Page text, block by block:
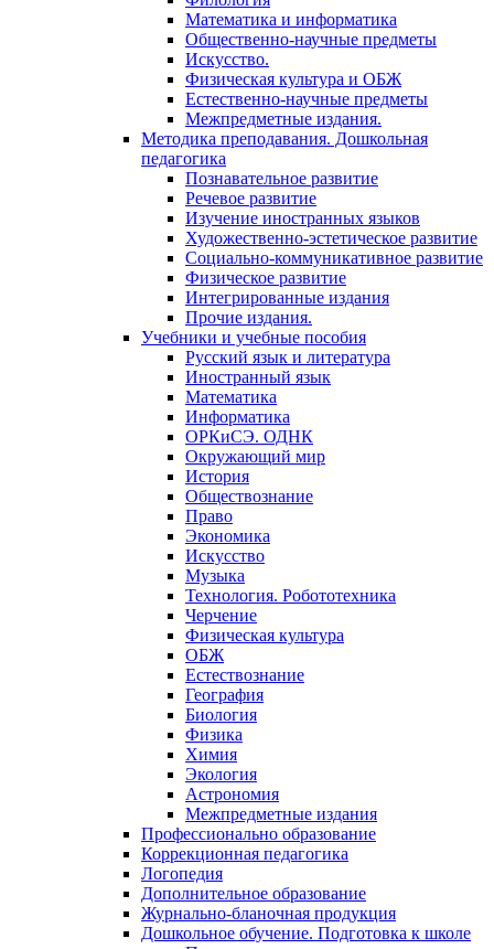
Математика и информатика
Общественно-научные предметы
Искусство.
Физическая культура и ОБЖ
Естественно-научные предметы
Межпредметные издания.
Методика преподавания. Дошкольная
педагогика
Познавательное развитие
Речевое развитие
Изучение иностранных языков
Художественно-эстетическое развитие
Социально-коммуникативное развитие
Физическое развитие
Интегрированные издания
Прочие издания.
Учебники и учебные пособия
Русский язык и литература
Иностранный язык
Математика
Информатика
ОРКиСЭ. ОДНК
Окружающий мир
История
Обществознание
Право
Экономика
Искусство
Музыка
Технология. Робототехника
Черчение
Физическая культура
ОБЖ
Естествознание
География
Биология
Физика
Химия
Экология
Астрономия
Межпредметные издания
Профессионально образование
Коррекционная педагогика
Логопедия
Дополнительное образование
Журнально-бланочная продукция
Дошкольное обучение. Подготовка к школе